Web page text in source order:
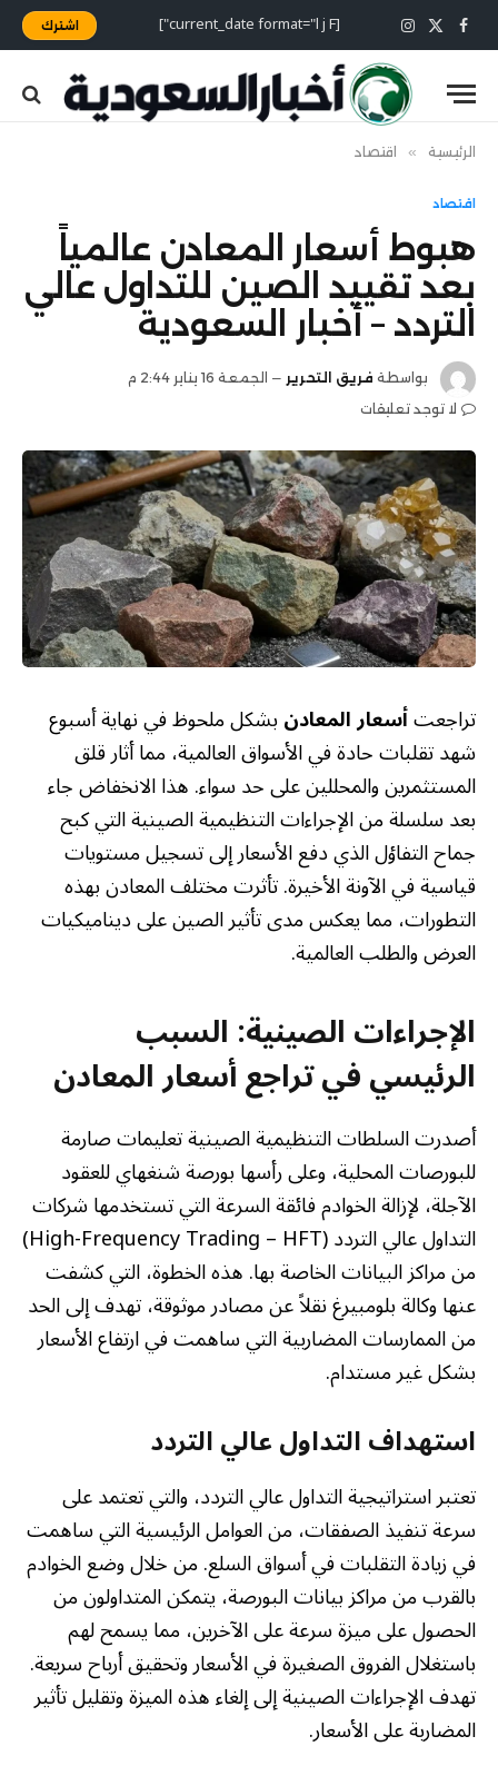
فيسبوك
X
(Twitter)
الانستغرام [current_date format="l j F"] اشترك
الرئيسية » اقتصاد
اقتصاد
هبوط أسعار المعادن عالمياً
بعد تقييد الصين للتداول عالي
التردد – أخبار السعودية
بواسطة فريق التحرير
الجمعة 16 يناير 2:44 م
لا توجد تعليقات
تراجعتأسعار المعادنبشكل ملحوظ في نهاية أسبوع
شهد تقلبات حادة في الأسواق العالمية، مما أثار قلق
المستثمرين والمحللين على حد سواء. هذا الانخفاض جاء
بعد سلسلة من الإجراءات التنظيمية الصينية التي كبح
جماح التفاؤل الذي دفع الأسعار إلى تسجيل مستويات
قياسية في الآونة الأخيرة. تأثرت مختلف المعادن بهذه
التطورات، مما يعكس مدى تأثير الصين على ديناميكيات
العرض والطلب العالمية.
الإجراءات الصينية: السبب
الرئيسي في تراجع أسعار المعادن
أصدرت السلطات التنظيمية الصينية تعليمات صارمة
للبورصات المحلية، وعلى رأسها بورصة شنغهاي للعقود
الآجلة، لإزالة الخوادم فائقة السرعة التي تستخدمها شركات
التداول عالي التردد (High-Frequency Trading – HFT)
من مراكز البيانات الخاصة بها. هذه الخطوة، التي كشفت
عنها وكالة بلومبيرغ نقلاً عن مصادر موثوقة، تهدف إلى الحد
من الممارسات المضاربية التي ساهمت في ارتفاع الأسعار
بشكل غير مستدام.
استهداف التداول عالي التردد
تعتبر استراتيجية التداول عالي التردد، والتي تعتمد على
سرعة تنفيذ الصفقات، من العوامل الرئيسية التي ساهمت
في زيادة التقلبات في أسواق السلع. من خلال وضع الخوادم
بالقرب من مراكز بيانات البورصة، يتمكن المتداولون من
الحصول على ميزة سرعة على الآخرين، مما يسمح لهم
باستغلال الفروق الصغيرة في الأسعار وتحقيق أرباح سريعة.
تهدف الإجراءات الصينية إلى إلغاء هذه الميزة وتقليل تأثير
المضاربة على الأسعار.